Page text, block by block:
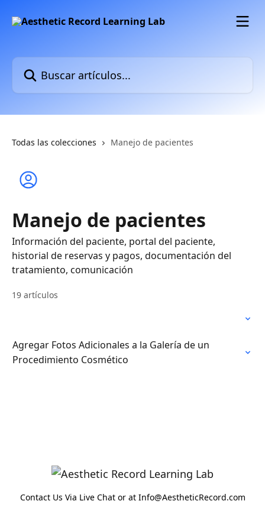
Buscar artículos...
Todas las colecciones Manejo de pacientes
Manejo de pacientes
Información del paciente, portal del paciente,
historial de reservas y pagos, documentación del
tratamiento, comunicación
19 artículos
Agregar Fotos Adicionales a la Galería de un
Procedimiento Cosmético
Contact Us Via Live Chat or at Info@AestheticRecord.com